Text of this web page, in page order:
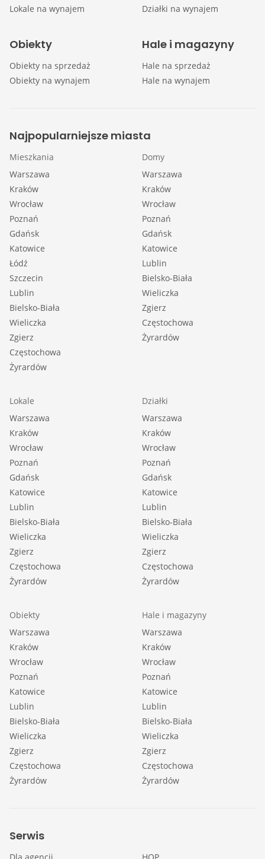
Lokale na wynajem
Działki na wynajem
Obiekty
Obiekty na sprzedaż
Obiekty na wynajem
Hale i magazyny
Hale na sprzedaż
Hale na wynajem
Najpopularniejsze miasta
Mieszkania
Warszawa
Kraków
Wrocław
Poznań
Gdańsk
Katowice
Łódź
Szczecin
Lublin
Bielsko-Biała
Wieliczka
Zgierz
Częstochowa
Żyrardów
Domy
Warszawa
Kraków
Wrocław
Poznań
Gdańsk
Katowice
Lublin
Bielsko-Biała
Wieliczka
Zgierz
Częstochowa
Żyrardów
Lokale
Warszawa
Kraków
Wrocław
Poznań
Gdańsk
Katowice
Lublin
Bielsko-Biała
Wieliczka
Zgierz
Częstochowa
Żyrardów
Działki
Warszawa
Kraków
Wrocław
Poznań
Gdańsk
Katowice
Lublin
Bielsko-Biała
Wieliczka
Zgierz
Częstochowa
Żyrardów
Obiekty
Warszawa
Kraków
Wrocław
Poznań
Katowice
Lublin
Bielsko-Biała
Wieliczka
Zgierz
Częstochowa
Żyrardów
Hale i magazyny
Warszawa
Kraków
Wrocław
Poznań
Katowice
Lublin
Bielsko-Biała
Wieliczka
Zgierz
Częstochowa
Żyrardów
Serwis